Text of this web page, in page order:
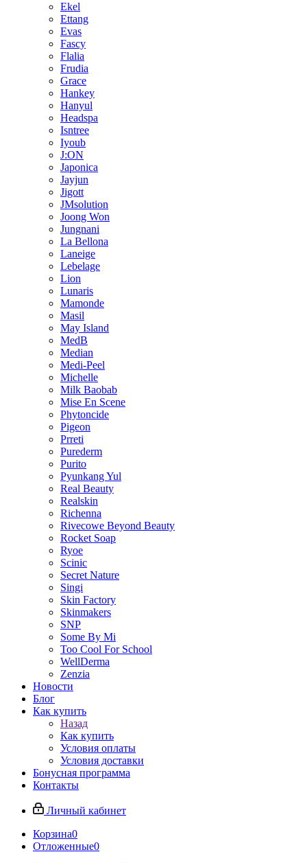
Ekel
Ettang
Evas
Fascy
Flalia
Frudia
Grace
Hankey
Hanyul
Headspa
Isntree
Iyoub
J:ON
Japonica
Jayjun
Jigott
JMsolution
Joong Won
Jungnani
La Bellona
Laneige
Lebelage
Lion
Lunaris
Mamonde
Masil
May Island
MedB
Median
Medi-Peel
Michelle
Milk Baobab
Mise En Scene
Phytoncide
Pigeon
Prreti
Purederm
Purito
Pyunkang Yul
Real Beauty
Realskin
Richenna
Rivecowe Beyond Beauty
Rocket Soap
Ryoe
Scinic
Secret Nature
Singi
Skin Factory
Skinmakers
SNP
Some By Mi
Too Cool For School
WellDerma
Zenzia
Новости
Блог
Как купить
Назад
Как купить
Условия оплаты
Условия доставки
Бонусная программа
Контакты
Личный кабинет
Корзина0
Отложенные0